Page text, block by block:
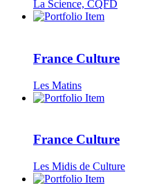
La Science, CQFD
France Culture
Les Matins
France Culture
Les Midis de Culture